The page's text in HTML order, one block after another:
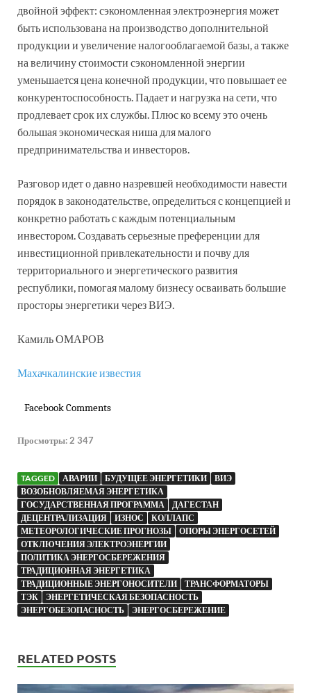
двойной эффект: сэкономленная электроэнергия может
быть использована на производство дополнительной
продукции и увеличение налогооблагаемой базы, а также
на величину стоимости сэкономленной энергии
уменьшается цена конечной продукции, что повышает ее
конкурентоспособность. Падает и нагрузка на сети, что
продлевает срок их службы. Плюс ко всему это очень
большая экономическая ниша для малого
предпринимательства и инвесторов.
Разговор идет о давно назревшей необходимости навести
порядок в законодательстве, определиться с концепцией и
конкретно работать с каждым потенциальным
инвестором. Создавать серьезные преференции для
инвестиционной привлекательности и почву для
территориального и энергетического развития
республики, помогая малому бизнесу осваивать большие
просторы энергетики через ВИЭ.
Камиль ОМАРОВ
Махачкалинские известия
Facebook Comments
Просмотры: 2 347
TAGGED АВАРИИ БУДУЩЕЕ ЭНЕРГЕТИКИ
ВИЭ
ВОЗОБНОВЛЯЕМАЯ ЭНЕРГЕТИКА
ГОСУДАРСТВЕННАЯ ПРОГРАММА
ДАГЕСТАН
ДЕЦЕНТРАЛИЗАЦИЯ
ИЗНОС
КОЛЛАПС
МЕТЕОРОЛОГИЧЕСКИЕ ПРОГНОЗЫ
ОПОРЫ ЭНЕРГОСЕТЕЙ
ОТКЛЮЧЕНИЯ ЭЛЕКТРОЭНЕРГИИ
ПОЛИТИКА ЭНЕРГОСБЕРЕЖЕНИЯ
ТРАДИЦИОННАЯ ЭНЕРГЕТИКА
ТРАДИЦИОННЫЕ ЭНЕРГОНОСИТЕЛИ
ТРАНСФОРМАТОРЫ
ТЭК
ЭНЕРГЕТИЧЕСКАЯ БЕЗОПАСНОСТЬ
ЭНЕРГОБЕЗОПАСНОСТЬ
ЭНЕРГОСБЕРЕЖЕНИЕ
RELATED POSTS